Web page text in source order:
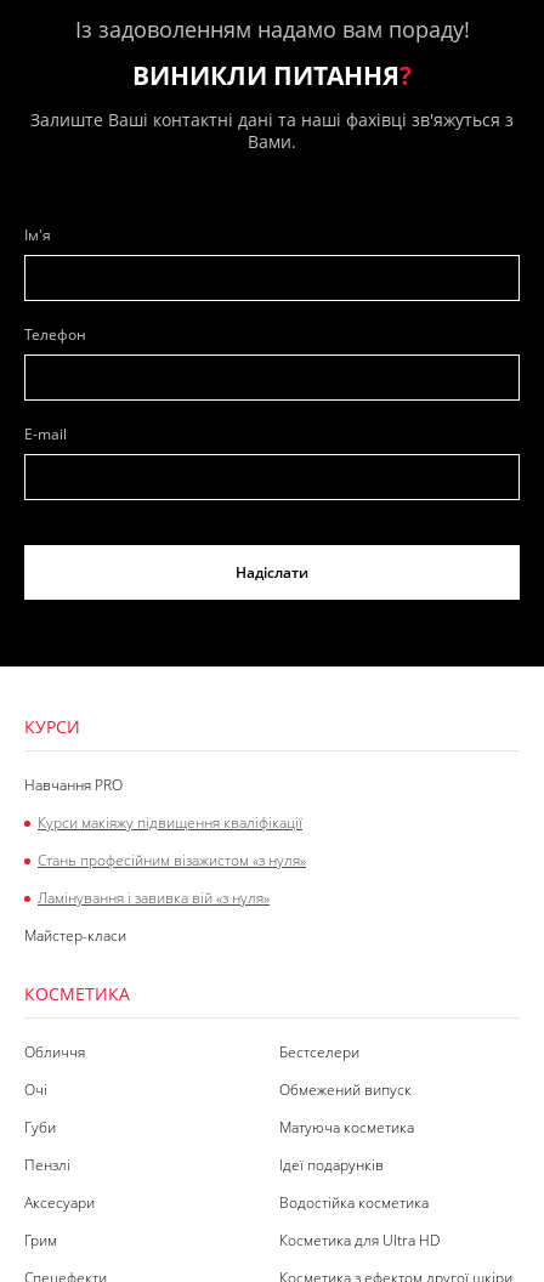
Із задоволенням надамо вам пораду!
ВИНИКЛИ ПИТАННЯ?
Залиште Ваші контактні дані та наші фахівці зв'яжуться з
Вами.
Ім'я
Телефон
E-mail
Надіслати
КУРСИ
Навчання PRO
Курси макіяжу підвищення кваліфікації
Стань професійним візажистом «з нуля»
Ламінування і завивка вій «з нуля»
Майстер-класи
КОСМЕТИКА
Обличчя
Очі
Губи
Пензлі
Аксесуари
Грим
Спецефекти
Бестселери
Обмежений випуск
Матуюча косметика
Ідеї подарунків
Водостійка косметика
Косметика для Ultra HD
Косметика з ефектом другої шкіри